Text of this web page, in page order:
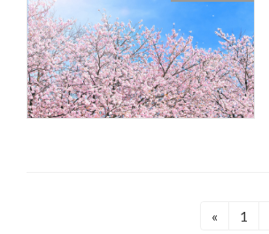
«
固
1